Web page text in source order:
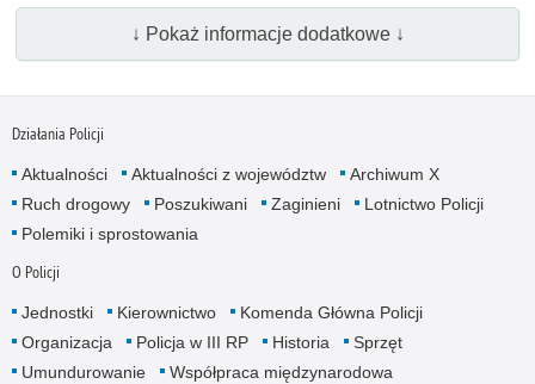
↓ Pokaż informacje dodatkowe ↓
Działania Policji
Aktualności Aktualności z województw
Archiwum X
Ruch drogowy
Poszukiwani Zaginieni
Lotnictwo Policji
Polemiki i sprostowania
O Policji
Jednostki Kierownictwo
Komenda Główna Policji
Organizacja
Policja w III RP Historia
Sprzęt
Umundurowanie
Współpraca międzynarodowa